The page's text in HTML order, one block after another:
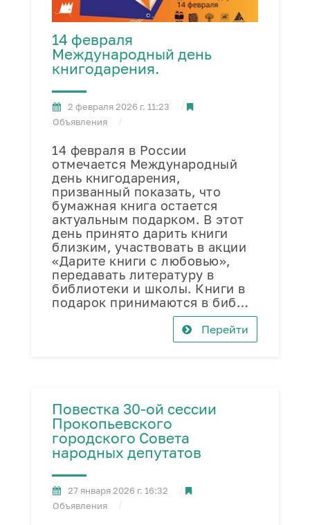
14 февраля
Международный день
книгодарения.
2 февраля 2026 г. 11:23
Объявления
14 февраля в России
отмечается Международный
день книгодарения,
призванный показать, что
бумажная книга остается
актуальным подарком. В этот
день принято дарить книги
близким, участвовать в акции
«Дарите книги с любовью»,
передавать литературу в
библиотеки и школы. Книги в
подарок принимаются в биб…
Перейти
Повестка 30-ой сессии
Прокопьевского
городского Совета
народных депутатов
27 января 2026 г. 16:32
Объявления